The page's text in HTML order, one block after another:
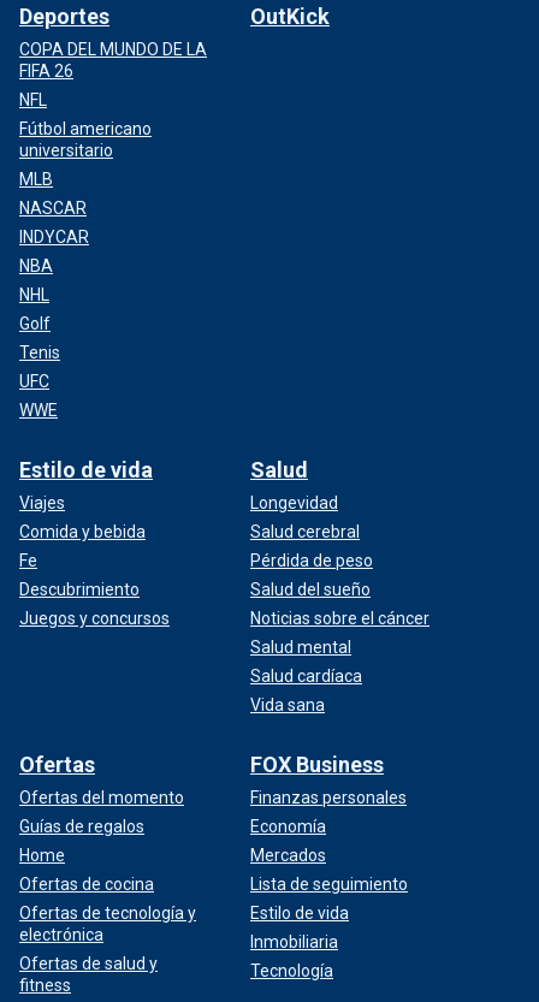
Deportes
COPA DEL MUNDO DE LA
FIFA 26
NFL
Fútbol americano
universitario
MLB
NASCAR
INDYCAR
NBA
NHL
Golf
Tenis
UFC
WWE
OutKick
Estilo de vida
Viajes
Comida y bebida
Fe
Descubrimiento
Juegos y concursos
Salud
Longevidad
Salud cerebral
Pérdida de peso
Salud del sueño
Noticias sobre el cáncer
Salud mental
Salud cardíaca
Vida sana
Ofertas
Ofertas del momento
Guías de regalos
Home
Ofertas de cocina
Ofertas de tecnología y
electrónica
Ofertas de salud y
fitness
FOX Business
Finanzas personales
Economía
Mercados
Lista de seguimiento
Estilo de vida
Inmobiliaria
Tecnología